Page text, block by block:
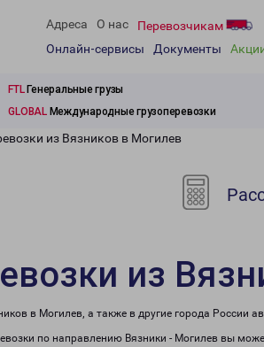
Адреса О нас Перевозчикам
Онлайн-сервисы
Документы
FTLГенеральные грузы
GLOBALМеждународные грузоперевозки
из Вязников в Могилев
из
в Могилев, а также в другие города России
по направлению Вязники - Могилев вы